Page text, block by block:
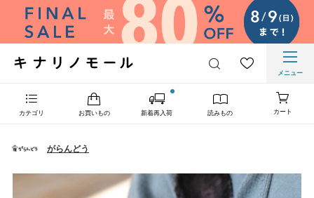
メニュー
カテゴリ お買いもの 新着再入荷 読みもの カート
がらんどう